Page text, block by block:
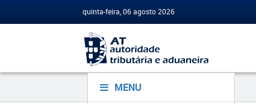
quinta-feira, 06 agosto 2026
MENU